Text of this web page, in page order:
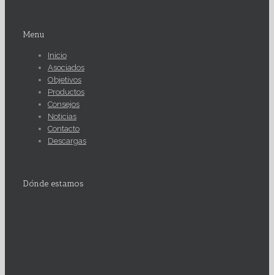
Menu
Inicio
Asociados
Objetivos
Productos
Consejos
Noticias
Contacto
Descargas
Dónde estamos